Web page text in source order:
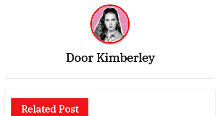
DoorKimberley
Related Post